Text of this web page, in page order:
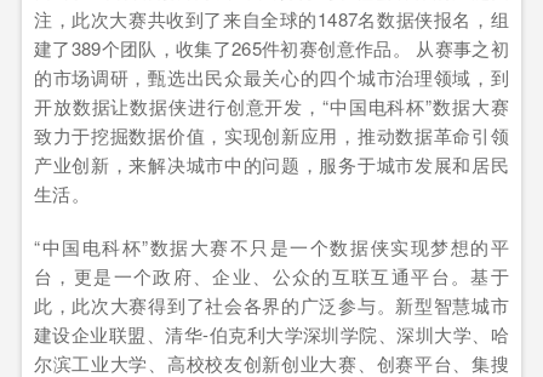
注，此次大赛共收到了来自全球的1487名数据侠报名，组
建了389个团队，收集了265件初赛创意作品。 从赛事之初
的市场调研，甄选出民众最关心的四个城市治理领域，到
开放数据让数据侠进行创意开发，“中国电科杯”数据大赛
致力于挖掘数据价值，实现创新应用，推动数据革命引领
产业创新，来解决城市中的问题，服务于城市发展和居民
生活。
“中国电科杯”数据大赛不只是一个数据侠实现梦想的平
台，更是一个政府、企业、公众的互联互通平台。基于
此，此次大赛得到了社会各界的广泛参与。新型智慧城市
建设企业联盟、清华-伯克利大学深圳学院、深圳大学、哈
尔滨工业大学、高校校友创新创业大赛、创赛平台、集搜